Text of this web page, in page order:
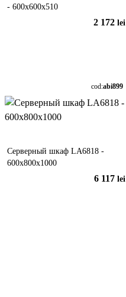
- 600x600x510
2 172 lei
cod:abi899
Серверный шкаф LA6818 -
600x800x1000
6 117 lei